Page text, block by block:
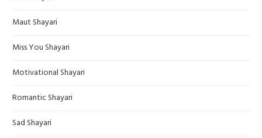
Maut Shayari
Miss You Shayari
Motivational Shayari
Romantic Shayari
Sad Shayari